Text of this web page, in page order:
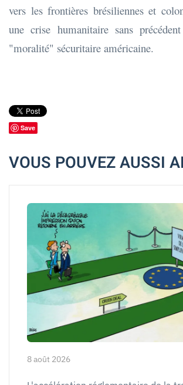
vers les frontières brésiliennes et
une crise humanitaire sans
"moralité" sécuritaire américaine.
Save
VOUS POUVEZ AUSSI
8 août 2026